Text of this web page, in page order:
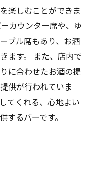
楽しむことができま
カウンター席や、ゆ
ブル席もあり、お酒
ます。 また、店内で
に合わせたお酒の提
供が行われていま
てくれる、心地よい
するバーです。